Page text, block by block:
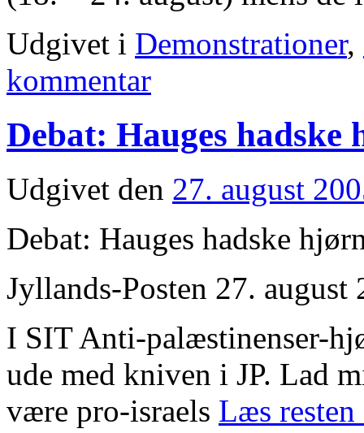
Udgivet i Demonstrationer,
kommentar
Debat: Hauges hadske
Udgivet den 27. august
Debat: Hauges hadske
Jyllands-Posten 27.
I SIT Anti-palæstinenser-
ude med kniven i JP. Lad
være pro-israels Læs resten